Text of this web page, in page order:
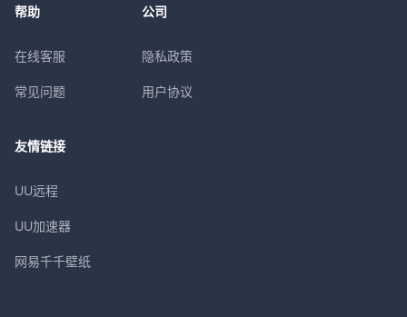
帮助
在线客服
常见问题
公司
隐私政策
用户协议
友情链接
UU远程
UU加速器
网易千千壁纸